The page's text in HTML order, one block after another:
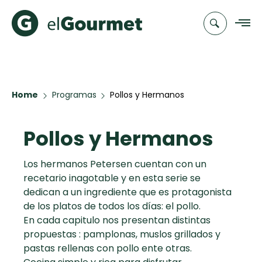
Recetas
Populares
Hot Pancakes
Aguachile de
Camarón de
mi Papá
Categorias
Cupcakes y
Muffins
A Pura Dulzura
Canal de
Novedades
Club
elGourmet
Home Programas Pollos y Hermanos
Pollos y Hermanos
Los hermanos Petersen cuentan con un
recetario inagotable y en esta serie se
dedican a un ingrediente que es protagonista
de los platos de todos los días: el pollo.
En cada capitulo nos presentan distintas
propuestas : pamplonas, muslos grillados y
pastas rellenas con pollo ente otras.